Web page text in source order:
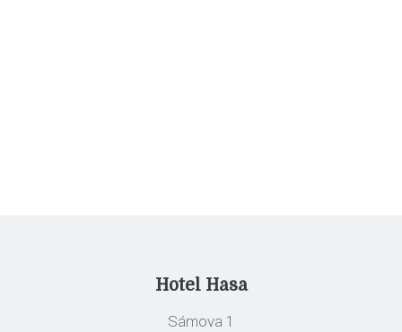
Hotel Hasa
Sámova 1